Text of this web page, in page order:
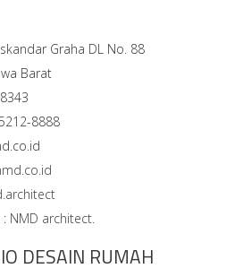
Graha DL No. 88
Barat
8888
: NMD architect.
DESAIN RUMAH